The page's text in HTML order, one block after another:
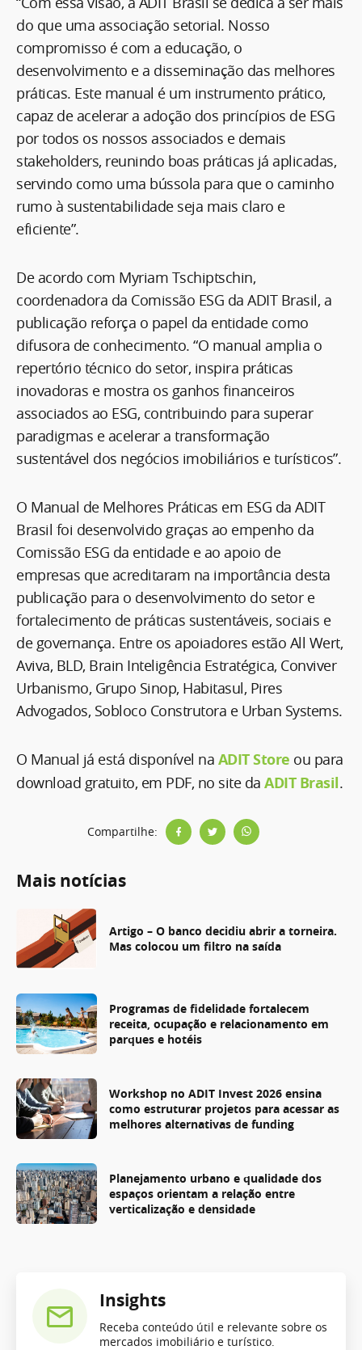
do que uma associação setorial. Nosso
compromisso é com a educação, o
desenvolvimento e a disseminação das melhores
práticas. Este manual é um instrumento prático,
capaz de acelerar a adoção dos princípios de ESG
por todos os nossos associados e demais
stakeholders, reunindo boas práticas já aplicadas,
servindo como uma bússola para que o caminho
rumo à sustentabilidade seja mais claro e
eficiente”.
De acordo com Myriam Tschiptschin,
coordenadora da Comissão ESG da ADIT Brasil, a
publicação reforça o papel da entidade como
difusora de conhecimento. “O manual amplia o
repertório técnico do setor, inspira práticas
inovadoras e mostra os ganhos financeiros
associados ao ESG, contribuindo para superar
paradigmas e acelerar a transformação
sustentável dos negócios imobiliários e turísticos”.
O Manual de Melhores Práticas em ESG da ADIT
Brasil foi desenvolvido graças ao empenho da
Comissão ESG da entidade e ao apoio de
empresas que acreditaram na importância desta
publicação para o desenvolvimento do setor e
fortalecimento de práticas sustentáveis, sociais e
de governança. Entre os apoiadores estão All Wert,
Aviva, BLD, Brain Inteligência Estratégica, Conviver
Urbanismo, Grupo Sinop, Habitasul, Pires
Advogados, Sobloco Construtora e Urban Systems.
O Manual já está disponível na ADIT Store ou para
download gratuito, em PDF, no site da ADIT Brasil.
Compartilhe:
Mais notícias
Artigo – O banco decidiu abrir a torneira.
Mas colocou um filtro na saída
Programas de fidelidade fortalecem
receita, ocupação e relacionamento em
parques e hotéis
Workshop no ADIT Invest 2026 ensina
como estruturar projetos para acessar as
melhores alternativas de funding
Planejamento urbano e qualidade dos
espaços orientam a relação entre
verticalização e densidade
Insights
Receba conteúdo útil e relevante sobre os
mercados imobiliário e turístico.